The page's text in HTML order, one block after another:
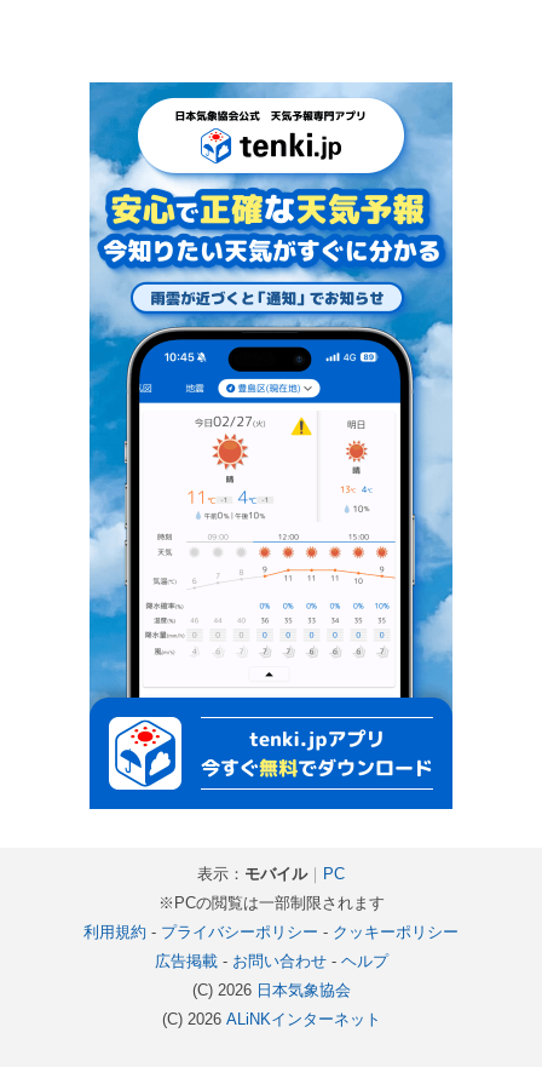
表示： モバイル｜ PC
※PCの閲覧は一部制限されます
利用規約 - プライバシーポリシー - クッキーポリシー
広告掲載- お問い合わせ- ヘルプ
(C) 2026 日本気象協会
(C) 2026 ALiNKインターネット